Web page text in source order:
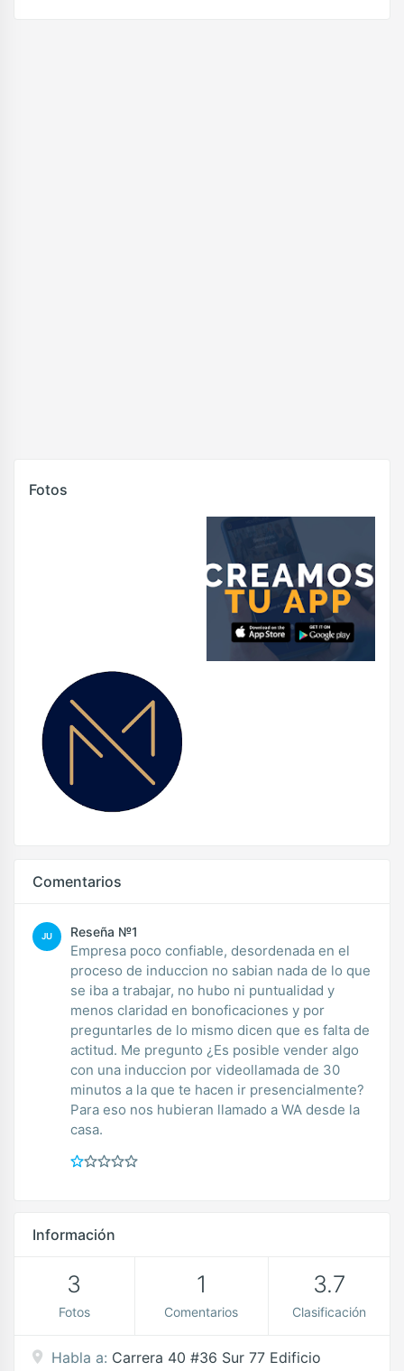
Fotos
Comentarios
JU Reseña №1
Empresa poco confiable, desordenada en el
proceso de induccion no sabian nada de lo que
se iba a trabajar, no hubo ni puntualidad y
menos claridad en bonoficaciones y por
preguntarles de lo mismo dicen que es falta de
actitud. Me pregunto ¿Es posible vender algo
con una induccion por videollamada de 30
minutos a la que te hacen ir presencialmente?
Para eso nos hubieran llamado a WA desde la
casa.
Información
3
Fotos
1
Comentarios
3.7
Clasificación
Habla a: Carrera 40 #36 Sur 77 Edificio